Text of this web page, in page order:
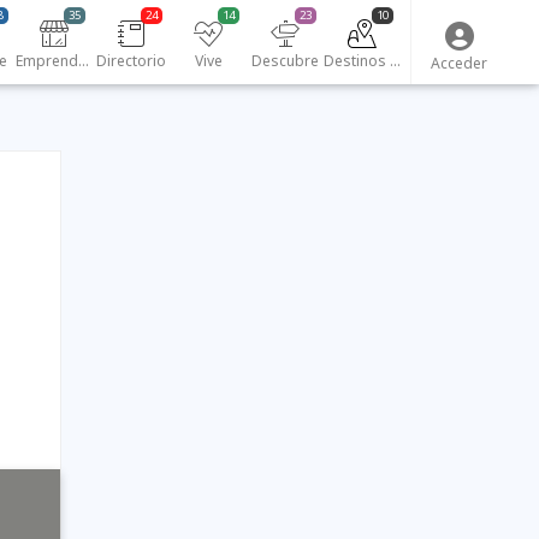
Emprendedores
35
Directorio
24
Vive
14
Descubre
23
Destinos turísticos
10
Acceder